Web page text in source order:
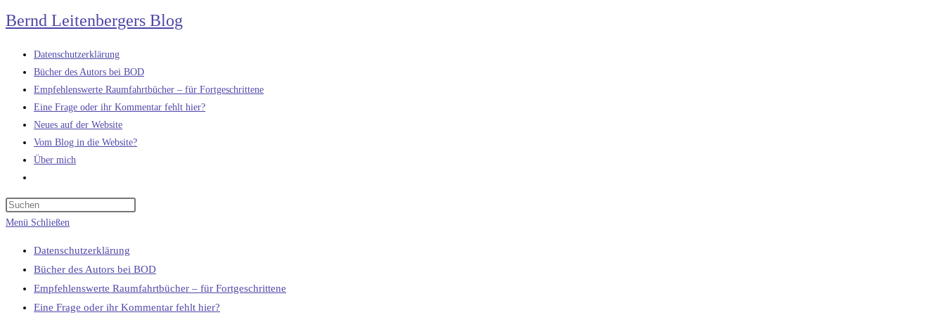
Zum
Inhalt
springen
Bernd Leitenbergers Blog
Datenschutzerklärung
Bücher des Autors bei BOD
Empfehlenswerte Raumfahrtbücher – für Fortgeschrittene
Eine Frage oder ihr Kommentar fehlt hier?
Neues auf der Website
Vom Blog in die Website?
Über mich
umschalten
Menü Schließen
Datenschutzerklärung
Bücher des Autors bei BOD
Empfehlenswerte Raumfahrtbücher – für Fortgeschrittene
Eine Frage oder ihr Kommentar fehlt hier?